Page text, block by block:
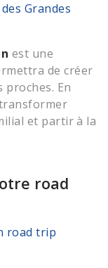
Grandes
est une
de créer
proches. En
et partir à la
road
road trip